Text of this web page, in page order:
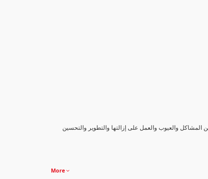
والعيوب والعمل على إزالتها والتطوير والتحسين
More